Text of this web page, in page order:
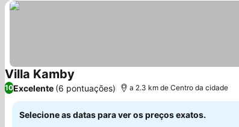
Villa Kamby Ver preços
10Excelente (6 pontuações) a 2.3 km de Centro da cidade
Selecione as datas para ver os preços exatos.